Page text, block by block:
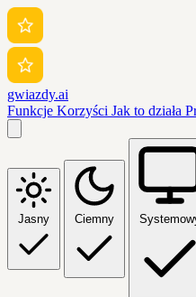
gwiazdy.ai
Funkcje Korzyści Jak to działa
Jasny Ciemny